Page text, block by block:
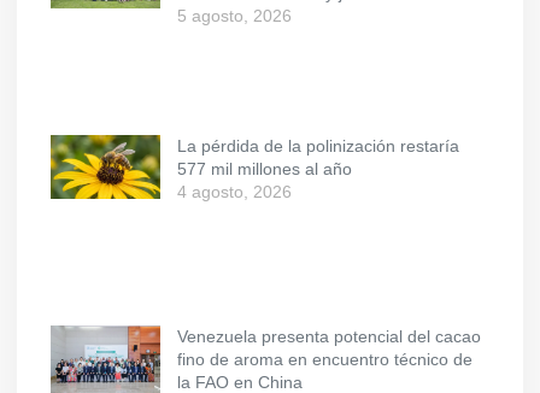
5 agosto, 2026
La pérdida de la polinización restaría
577 mil millones al año
4 agosto, 2026
Venezuela presenta potencial del cacao
fino de aroma en encuentro técnico de
la FAO en China